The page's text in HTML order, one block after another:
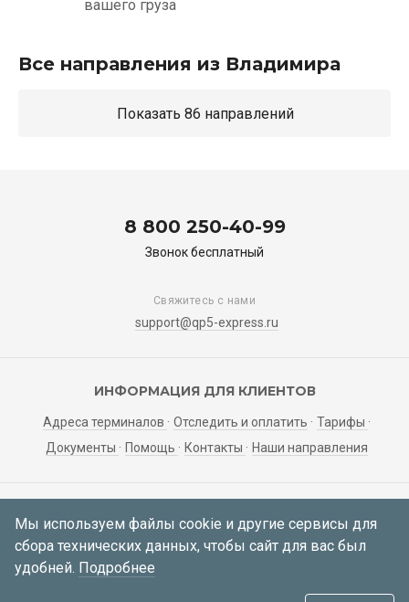
вашего груза
Все направления из Владимира
Показать 86 направлений
8 800 250-40-99
Звонок бесплатный
Свяжитесь с нами
support@qp5-express.ru
ИНФОРМАЦИЯ ДЛЯ КЛИЕНТОВ
Адреса терминалов Отследить и оплатить
Тарифы
Документы
Помощь Контакты Наши направления
ЛИЧНЫЙ КАБИНЕТ
Мои заявки Регистрация Вход
Мы используем файлы cookie и другие сервисы для
сбора технических данных, чтобы сайт для вас был
удобней. Подробнее